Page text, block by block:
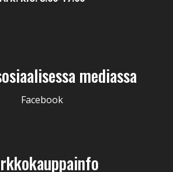
mediassa
Facebook